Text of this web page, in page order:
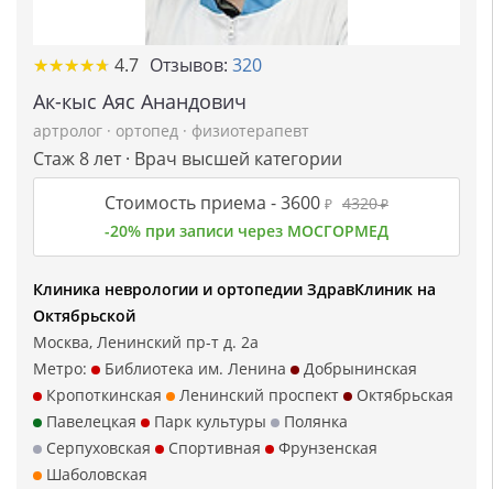
★★★★★
★★★★★ 4.7 Отзывов: 320
Ак-кыс Аяс Анандович
артролог · ортопед · физиотерапевт
Стаж 8 лет · Врач высшей категории
Стоимость приема -3600 ₽ 4320₽
-20% при записи через МОСГОРМЕД
Клиника неврологии и ортопедии ЗдравКлиник на
Октябрьской
Москва, Ленинский пр-т д. 2а
Метро:
Библиотека им. Ленина
Добрынинская
Кропоткинская
Ленинский проспект
Октябрьская
Павелецкая
Парк культуры
Полянка
Серпуховская
Спортивная
Фрунзенская
Шаболовская